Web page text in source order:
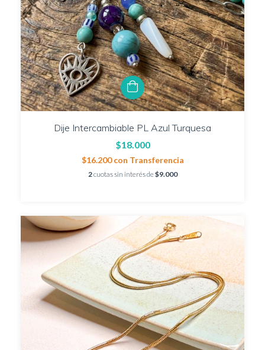
Dije Intercambiable PL Azul Turquesa
$18.000
$16.200con Transferencia
2cuotas sin interés de$9.000